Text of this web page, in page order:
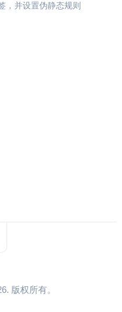
，并设置伪静态规则
版权所有。